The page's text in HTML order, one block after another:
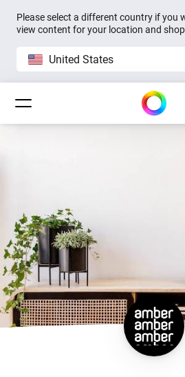
Please select a different country if you
view content for your location and
United States